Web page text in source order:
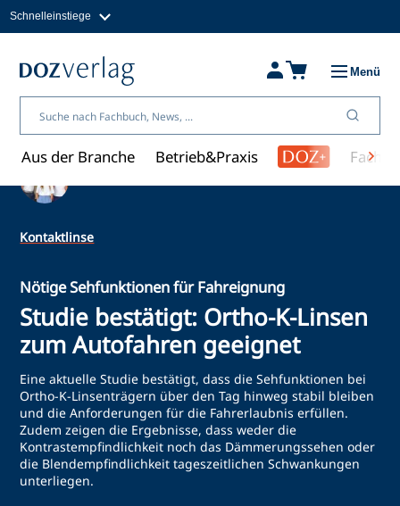
Inhalt
Schnelleinstiege
Fachbücher & Shop
Über uns
Menü
Aus der Branche Betrieb&Praxis
Kontaktlinse
Nötige Sehfunktionen für Fahreignung
Studie bestätigt: Ortho-K-Linsen
zum Autofahren geeignet
Eine aktuelle Studie bestätigt, dass die Sehfunktionen bei
Ortho-K-Linsenträgern über den Tag hinweg stabil bleiben
und die Anforderungen für die Fahrerlaubnis erfüllen.
Zudem zeigen die Ergebnisse, dass weder die
Kontrastempfindlichkeit noch das Dämmerungssehen oder
die Blendempfindlichkeit tageszeitlichen Schwankungen
unterliegen.